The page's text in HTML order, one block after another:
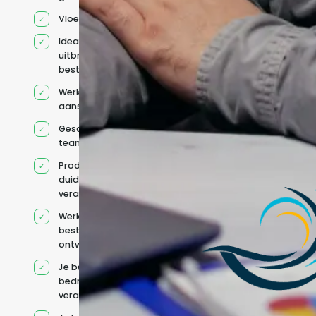
Vloeiend Engels
Ideaal voor het
uitbreiden van
bestaande capaciteit
Werkt onder jouw
aansturing
Geschikt voor hybride
teams
Productcontext en
duidelijke
verantwoordelijkheden
Werkt binnen jouw
bestaande
ontwikkelteam
Je behoudt jouw
bedrijfs- en IT-
verantwoordelijkheden